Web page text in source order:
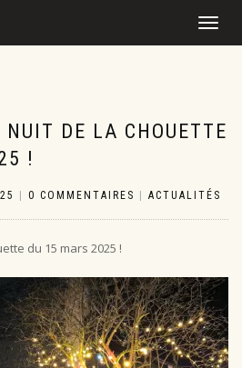
DÉPLIER
NUIT DE LA CHOUETTE
!
0 COMMENTAIRES ACTUALITÉS
du 15 mars 2025 !